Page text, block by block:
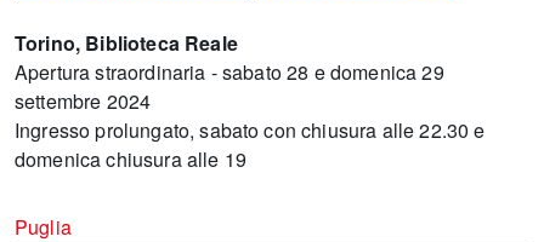
Torino, Biblioteca Reale
Apertura straordinaria - sabato 28 e domenica 29
settembre 2024
Ingresso prolungato, sabato con chiusura alle 22.30 e
domenica chiusura alle 19
Puglia